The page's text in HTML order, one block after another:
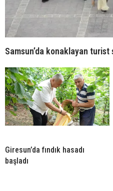
Samsun’da konaklayan turist
Giresun’da fındık hasadı
başladı